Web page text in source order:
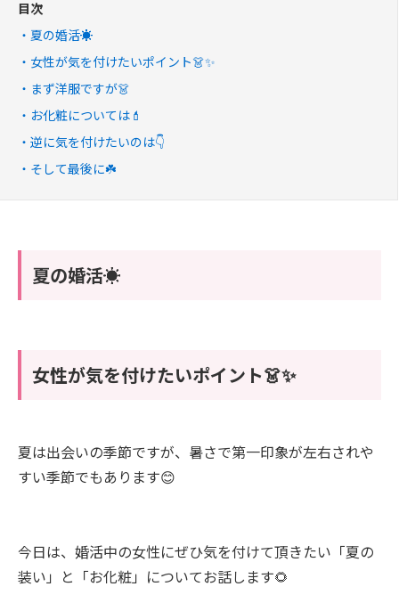
目次
夏の婚活☀️
女性が気を付けたいポイント👗✨
まず洋服ですが👗
お化粧については💄
逆に気を付けたいのは👇
そして最後に☘️
夏の婚活☀️
女性が気を付けたいポイント👗✨
夏は出会いの季節ですが、暑さで第一印象が左右されや
すい季節でもあります😊
今日は、婚活中の女性にぜひ気を付けて頂きたい「夏の
装い」と「お化粧」についてお話します🌻